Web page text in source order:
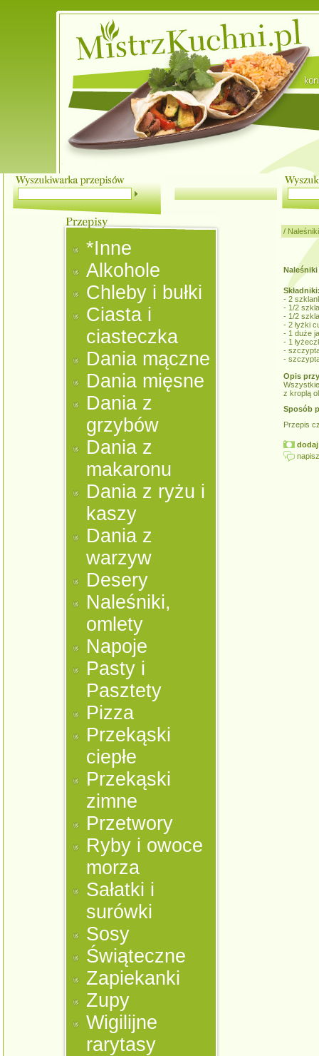
*Inne
Alkohole
Chleby i bułki
Ciasta i
ciasteczka
Dania mączne
Dania mięsne
Dania z
grzybów
Dania z
makaronu
Dania z ryżu i
kaszy
Dania z
warzyw
Desery
Naleśniki,
omlety
Napoje
Pasty i
Pasztety
Pizza
Przekąski
ciepłe
Przekąski
zimne
Przetwory
Ryby i owoce
morza
Sałatki i
surówki
Sosy
Świąteczne
Zapiekanki
Zupy
Wigilijne
rarytasy
/
Naleśniki
- 2
- 1/2
- 1/2
- 2 łyżki
- 1 duże
- 1
-
-
Opis
z kroplą
Sposób
Przepis